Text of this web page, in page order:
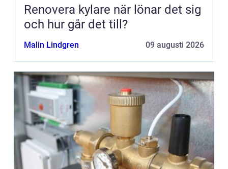
Renovera kylare när lönar det sig
och hur går det till?
Malin Lindgren 09 augusti 2026